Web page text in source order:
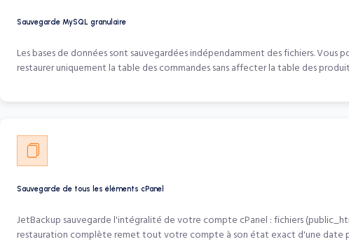
Sauvegarde MySQL granulaire
Les bases de données sont sauvegardées indépendamment des fichiers.
restaurer uniquement la table des commandes sans affecter la table des
Sauvegarde de tous les éléments cPanel
JetBackup sauvegarde l'intégralité de votre compte cPanel : fichiers
restauration complète remet tout votre compte à son état exact d'une date